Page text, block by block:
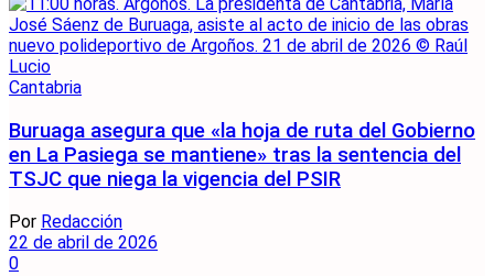
Cantabria
Buruaga asegura que «la hoja de ruta del Gobierno
en La Pasiega se mantiene» tras la sentencia del
TSJC que niega la vigencia del PSIR
Por Redacción
22 de abril de 2026
0